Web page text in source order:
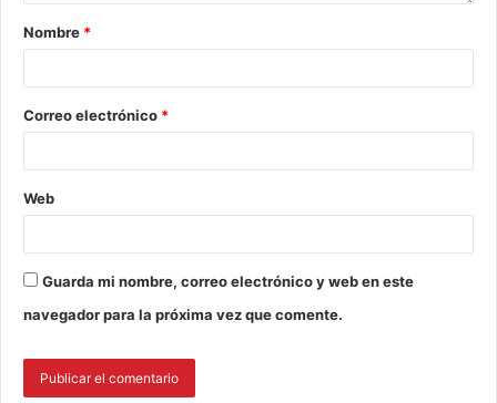
Nombre *
Correo electrónico *
Web
Guarda mi nombre, correo electrónico y web en este
navegador para la próxima vez que comente.